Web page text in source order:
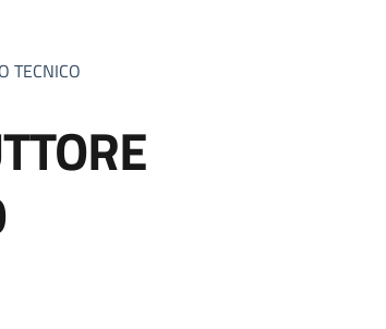
TECNICO